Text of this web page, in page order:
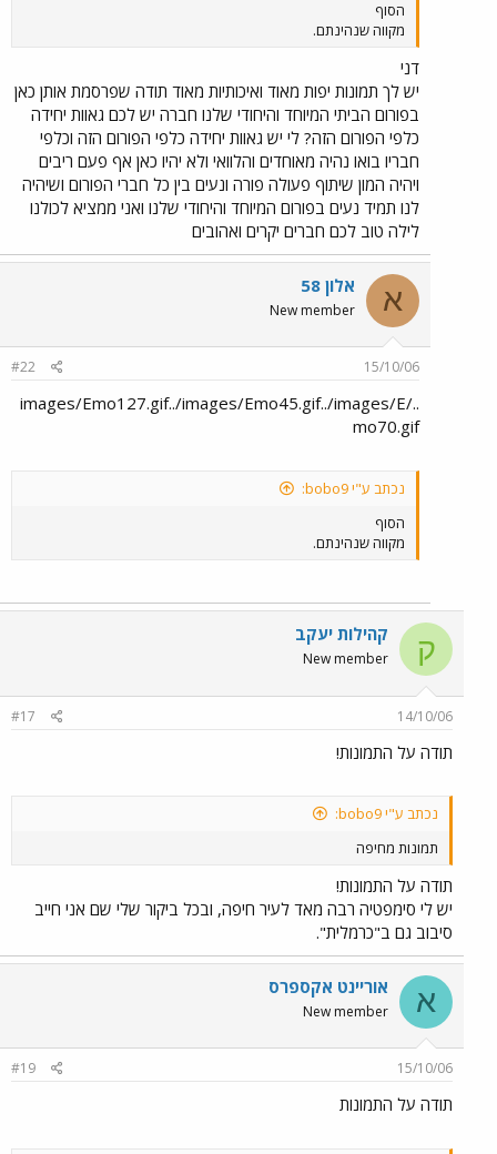
הסוף
מקווה שנהינתם.
דני
יש לך תמונות יפות מאוד ואיכותיות מאוד תודה שפרסמת אותן כאן
בפורום הביתי המיוחד והיחודי שלנו חברה יש לכם גאוות יחידה
כלפי הפורום הזה? לי יש גאוות יחידה כלפי הפורום הזה וכלפי
חבריו בואו נהיה מאוחדים והלוואי ולא יהיו כאן אף פעם ריבים
ויהיה המון שיתוף פעולה פורה ונעים בין כל חברי הפורום ושיהיה
לנו תמיד נעים בפורום המיוחד והיחודי שלנו ואני ממציא לכולנו
לילה טוב לכם חברים יקרים ואהובים
א אלון 58
New member
15/10/06
#22
../images/Emo127.gif../images/Emo45.gif../images/E
mo70.gif
נכתב ע"י bobo9:
הסוף
מקווה שנהינתם.
ק קהילות יעקב
New member
14/10/06
#17
תודה על התמונות!
נכתב ע"י bobo9:
תמונות מחיפה
תודה על התמונות!
יש לי סימפטיה רבה מאד לעיר חיפה, ובכל ביקור שלי שם אני חייב
סיבוב גם ב"כרמלית".
א אוריינט אקספרס
New member
15/10/06
#19
תודה על התמונות